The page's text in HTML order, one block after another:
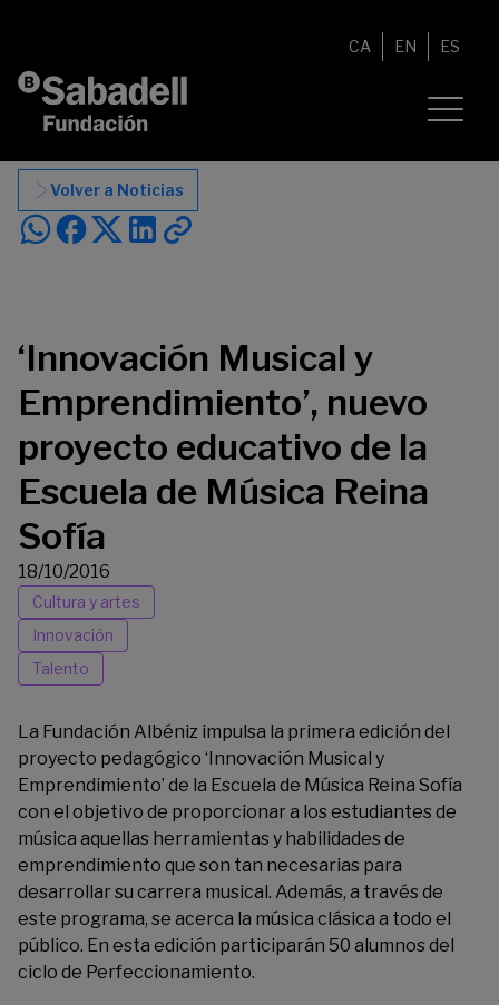
CA EN ES
Volver a Noticias
‘Innovación Musical y
Emprendimiento’, nuevo
proyecto educativo de la
Escuela de Música Reina
Sofía
18/10/2016
Cultura y artes
Innovación
Talento
La Fundación Albéniz impulsa la primera edición del
proyecto pedagógico ‘Innovación Musical y
Emprendimiento’ de la Escuela de Música Reina Sofía
con el objetivo de proporcionar a los estudiantes de
música aquellas herramientas y habilidades de
emprendimiento que son tan necesarias para
desarrollar su carrera musical. Además, a través de
este programa, se acerca la música clásica a todo el
público. En esta edición participarán 50 alumnos del
ciclo de Perfeccionamiento.